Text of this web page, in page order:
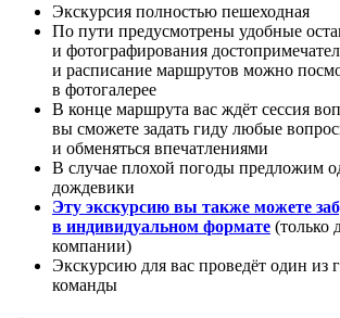
Экскурсия полностью пешеходная
По пути предусмотрены удобные
и фотографирования
и расписание маршрутов можно
в фотогалерее
В конце маршрута вас ждёт сессия
вы сможете задать гиду любые
и обменяться впечатлениями
В случае плохой погоды предложим
дождевики
Эту экскурсию вы также можете
в индивидуальном формате (только
компании)
Экскурсию для вас проведёт один из
команды